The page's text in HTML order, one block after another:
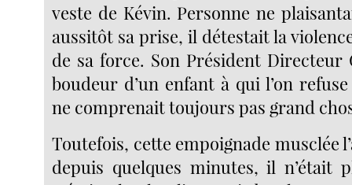
veste de Kévin. Personne ne
aussitôt sa prise, il détestait la
de sa force. Son Président Directeur
boudeur d’un enfant à qui l’on
ne comprenait toujours pas grand
Toutefois, cette empoignade musclée
depuis quelques minutes, il n’était